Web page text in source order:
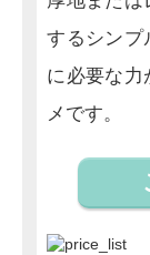
するシンプ
に必要な力
メです。